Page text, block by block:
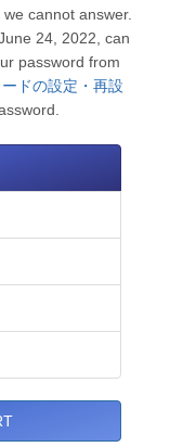
cannot answer.
24, 2022, can
password from
ドの設定・再設